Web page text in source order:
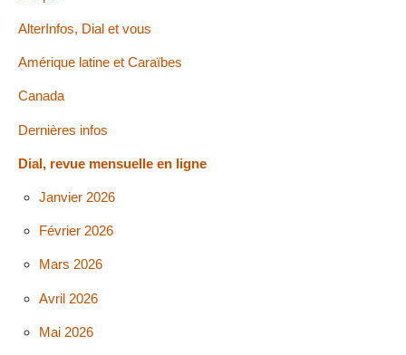
AlterInfos, Dial et vous
Amérique latine et Caraïbes
Canada
Dernières infos
Dial, revue mensuelle en ligne
Janvier 2026
Février 2026
Mars 2026
Avril 2026
Mai 2026